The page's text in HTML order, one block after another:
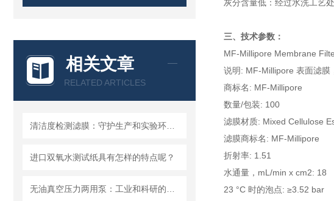
相关文章
RELATED ARTICLES
进口双氧水测试纸具有怎样的特点呢？
灰分含量低：经过水洗工艺
三、技术参数：
MF-Millipore Membrane
说明: MF-Millipore 表面滤膜
商标名: MF-Millipore
数量/包装: 100
滤膜材质: Mixed Cellulose
滤膜商标名: MF-Millipore
折射率: 1.51
水通量，mL/min x cm2: 18
23 °C 时的泡点: ≥3.52 bar